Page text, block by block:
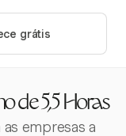
grátis
de 5,5 Horas
empresas a